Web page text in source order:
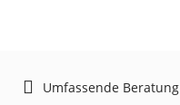
Umfassende Beratung